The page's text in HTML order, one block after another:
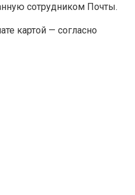
сотрудником Почты.
картой — согласно